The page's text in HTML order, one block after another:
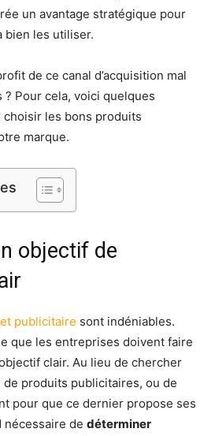
un avantage stratégique pour
bien les utiliser.
de ce canal d’acquisition mal
Pour cela, voici quelques
les bons produits
marque.
objectif de
publicitaire sont indéniables.
que les entreprises doivent faire
clair. Au lieu de chercher
produits publicitaires, ou de
pour que ce dernier propose ses
nécessaire de déterminer